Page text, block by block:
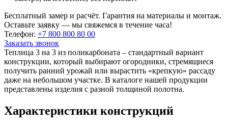
Бесплатный замер и расчёт. Гарантия на материалы и монтаж.
Оставьте заявку — мы свяжемся в течение часа!
Телефон: +7 800 800 80 00
Заказать звонок
Теплица 3 на 3 из поликарбоната – стандартный вариант
конструкции, который выбирают огородники, стремящиеся
получить ранний урожай или вырастить «крепкую» рассаду
даже на небольшом участке. В каталоге нашей продукции
представлены изделия с разной толщиной полотна.
Характеристики конструкций